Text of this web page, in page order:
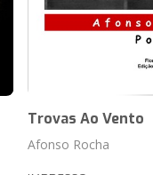
Trovas Ao Vento
Afonso Rocha